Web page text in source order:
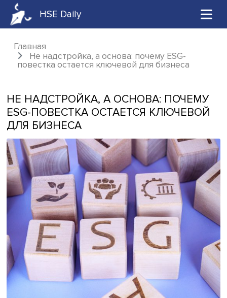
HSE Daily
Главная
Не надстройка, а основа: почему ESG-
НЕ НАДСТРОЙКА, А ОСНОВА:
ESG-ПОВЕСТКА ОСТАЕТСЯ
ДЛЯ БИЗНЕСА